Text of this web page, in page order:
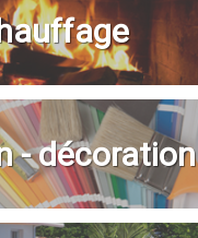
- décoration